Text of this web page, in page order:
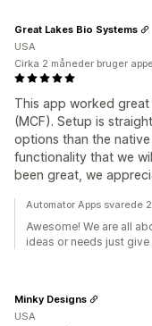
This app worked great
(MCF). Setup is
options than the
functionality that we
been great, we
Great Lakes Bio Systems
USA
Cirka 2 måneder bruger
Automator Apps svarede
Awesome! We are all
ideas or needs just
Minky Designs
USA